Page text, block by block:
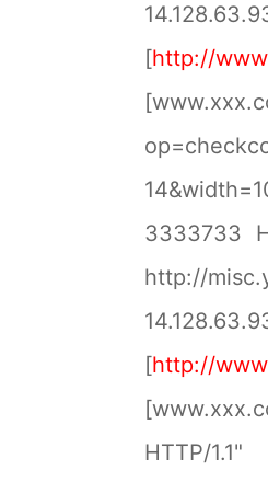
[http://
3333733
http://
[http://
HTTP/